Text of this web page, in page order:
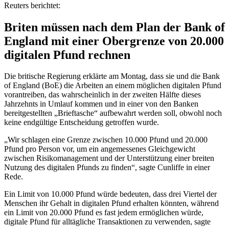
Reuters berichtet:
Briten müssen nach dem Plan der Bank of
England mit einer Obergrenze von 20.000
digitalen Pfund rechnen
Die britische Regierung erklärte am Montag, dass sie und die Bank
of England (BoE) die Arbeiten an einem möglichen digitalen Pfund
vorantreiben, das wahrscheinlich in der zweiten Hälfte dieses
Jahrzehnts in Umlauf kommen und in einer von den Banken
bereitgestellten „Brieftasche“ aufbewahrt werden soll, obwohl noch
keine endgültige Entscheidung getroffen wurde.
„Wir schlagen eine Grenze zwischen 10.000 Pfund und 20.000
Pfund pro Person vor, um ein angemessenes Gleichgewicht
zwischen Risikomanagement und der Unterstützung einer breiten
Nutzung des digitalen Pfunds zu finden“, sagte Cunliffe in einer
Rede.
Ein Limit von 10.000 Pfund würde bedeuten, dass drei Viertel der
Menschen ihr Gehalt in digitalen Pfund erhalten könnten, während
ein Limit von 20.000 Pfund es fast jedem ermöglichen würde,
digitale Pfund für alltägliche Transaktionen zu verwenden, sagte